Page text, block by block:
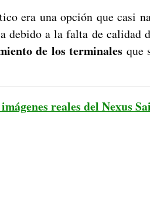
era una opción que casi
debido a la falta de calidad
de los terminales que
reales del Nexus